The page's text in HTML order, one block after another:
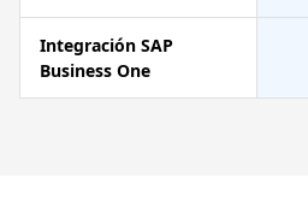
Integración SAP
Business One